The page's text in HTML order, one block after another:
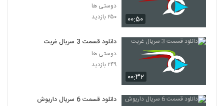
۰۰:۵۰
دوستی ها
۲۵۰ بازدید
۰۰:۳۲
دانلود قسمت 3 سریال غربت
دوستی ها
۲۴۹ بازدید
دانلود قسمت 6 سریال داریوش